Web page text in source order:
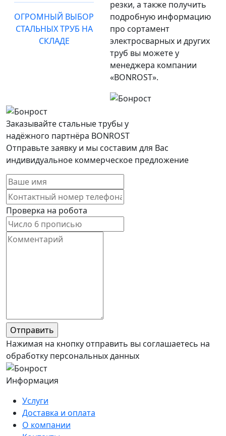
ОГРОМНЫЙ ВЫБОР
СТАЛЬНЫХ ТРУБ НА
СКЛАДЕ
резки, а также получить
подробную информацию
про сортамент
электросварных и других
труб вы можете у
менеджера компании
«BONROST».
Заказывайте стальные трубы у
надёжного партнёра BONROST
Отправьте заявку и мы составим для Вас
индивидуальное коммерческое предложение
Проверка на робота
Нажимая на кнопку отправить вы соглашаетесь на
обработку персональных данных
Информация
Услуги
Доставка и оплата
О компании